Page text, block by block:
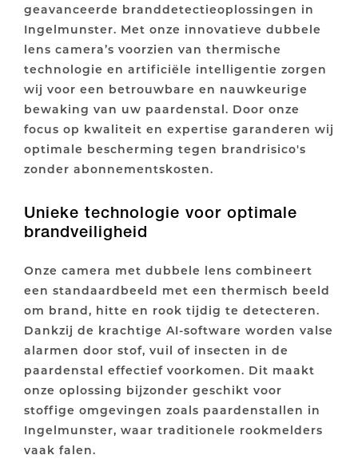
geavanceerde branddetectieoplossingen in
Ingelmunster. Met onze innovatieve dubbele
lens camera’s voorzien van thermische
technologie en artificiële intelligentie zorgen
wij voor een betrouwbare en nauwkeurige
bewaking van uw paardenstal. Door onze
focus op kwaliteit en expertise garanderen wij
optimale bescherming tegen brandrisico's
zonder abonnementskosten.
Unieke technologie voor optimale
brandveiligheid
Onze camera met dubbele lens combineert
een standaardbeeld met een thermisch beeld
om brand, hitte en rook tijdig te detecteren.
Dankzij de krachtige AI-software worden valse
alarmen door stof, vuil of insecten in de
paardenstal effectief voorkomen. Dit maakt
onze oplossing bijzonder geschikt voor
stoffige omgevingen zoals paardenstallen in
Ingelmunster, waar traditionele rookmelders
vaak falen.